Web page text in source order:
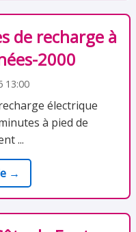
de recharge à
2000
13:00
électrique
à pied de
...
→